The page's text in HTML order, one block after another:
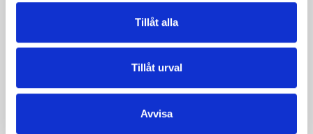
Tillåt alla
Tillåt urval
Avvisa